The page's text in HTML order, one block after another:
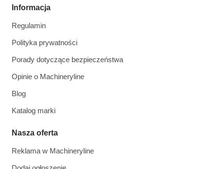
Informacja
Regulamin
Polityka prywatności
Porady dotyczące bezpieczeństwa
Opinie o Machineryline
Blog
Katalog marki
Nasza oferta
Reklama w Machineryline